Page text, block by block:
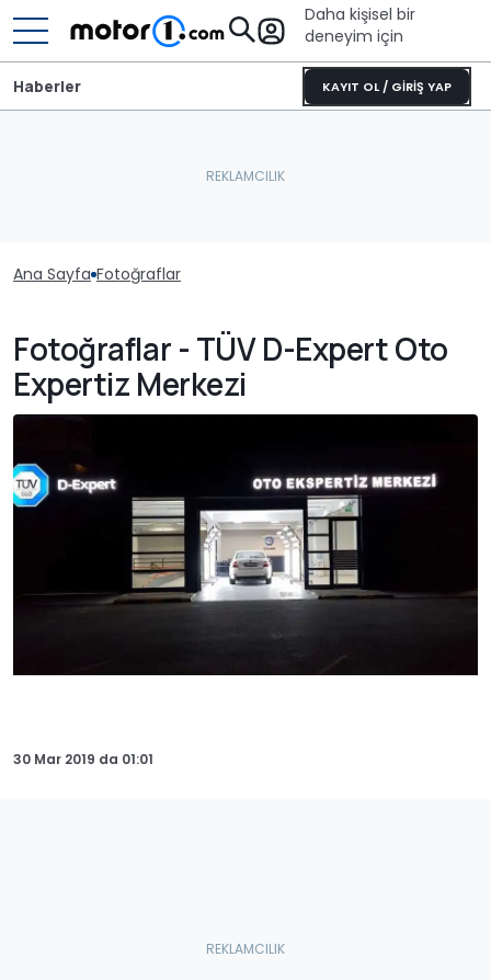
Daha kişisel bir
deneyim için
KAYIT OL / GİRİŞ YAP
Haberler
Ana Sayfa Fotoğraflar
Fotoğraflar - TÜV D-Expert Oto
Expertiz Merkezi
30 Mar 2019 da 01:01